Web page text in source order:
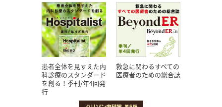
患者全体を見すえた内
科診療のスタンダード
を創る！季刊/年4回発
行
救急に関わるすべての
医療者のための総合誌